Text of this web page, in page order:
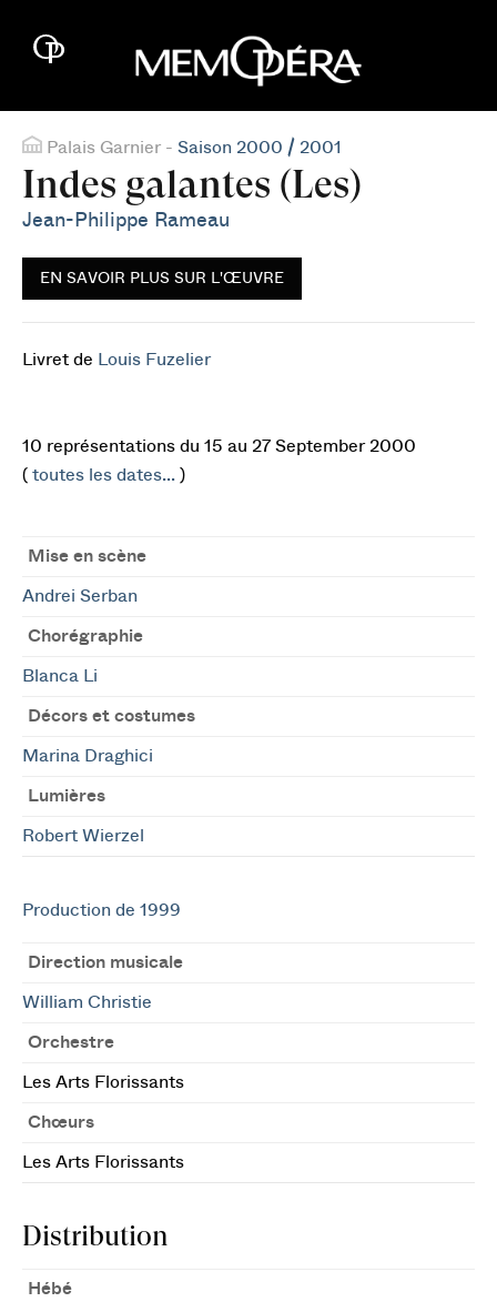
Palais Garnier - Saison 2000 / 2001
Indes galantes (Les)
Jean-Philippe Rameau
EN SAVOIR PLUS SUR L'ŒUVRE
Livret de Louis Fuzelier
10 représentations du 15 au 27 September 2000
( toutes les dates... )
Mise en scène
Andrei Serban
Chorégraphie
Blanca Li
Décors et costumes
Marina Draghici
Lumières
Robert Wierzel
Production de 1999
Direction musicale
William Christie
Orchestre
Les Arts Florissants
Chœurs
Les Arts Florissants
Distribution
Hébé